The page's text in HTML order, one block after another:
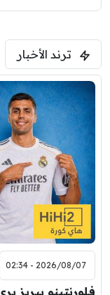
ترند الأخبار
2026/08/07 - 02:34
فلورنتينو